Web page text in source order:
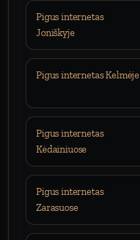
Pigus internetas
Joniškyje
Pigus internetas Kelmėje
Pigus internetas
Kėdainiuose
Pigus internetas
Zarasuose